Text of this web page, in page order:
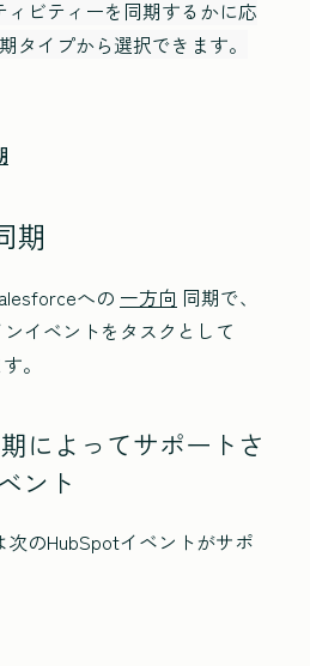
ビティーを同期するかに応
タイプから選択できます。
期
への 一方向 同期で、
イベントをタスクとして
。
によってサポートさ
ント
のHubSpotイベントがサポ